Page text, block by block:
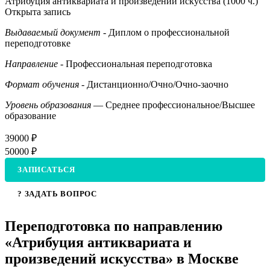
Открыта запись
Выдаваемый документ - Диплом о профессиональной
переподготовке
Направление - Профессиональная переподготовка
Формат обучения - Дистанционно/Очно/Очно-заочно
Уровень образования — Среднее профессиональное/Высшее
образование
39000 ₽
50000 ₽
ЗАПИСАТЬСЯ
? ЗАДАТЬ ВОПРОС
Переподготовка по направлению
«Атрибуция антиквариата и
произведений искусства» в Москве